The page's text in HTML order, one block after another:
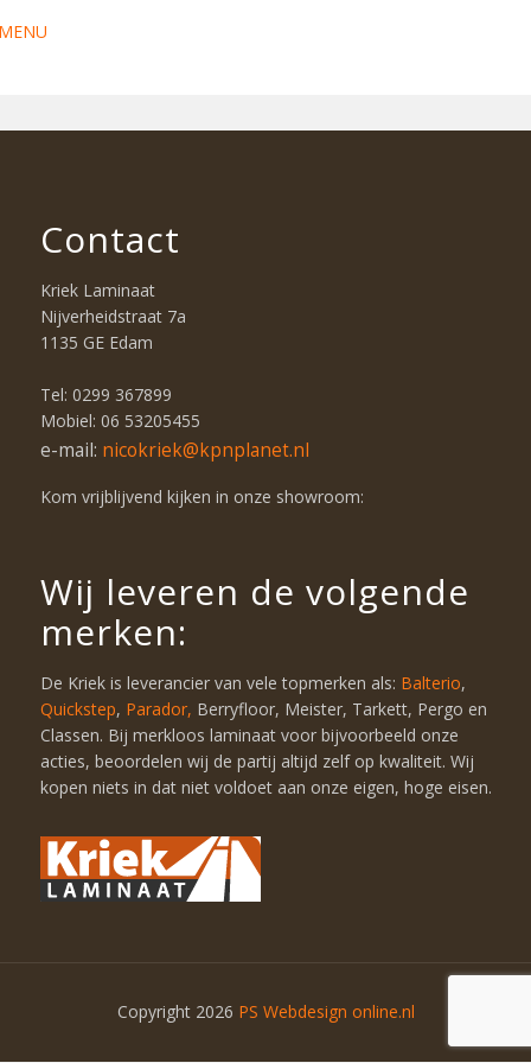
Contact
Kriek Laminaat
Nijverheidstraat 7a
1135 GE Edam
Tel: 0299 367899
Mobiel: 06 53205455
e-mail: nicokriek@kpnplanet.nl
Kom vrijblijvend kijken in onze showroom:
Wij leveren de volgende
merken:
De Kriek is leverancier van vele topmerken als: Balterio,
Quickstep, Parador, Berryfloor, Meister, Tarkett, Pergo en
Classen. Bij merkloos laminaat voor bijvoorbeeld onze
acties, beoordelen wij de partij altijd zelf op kwaliteit. Wij
kopen niets in dat niet voldoet aan onze eigen, hoge eisen.
Copyright 2026 PS Webdesign online.nl